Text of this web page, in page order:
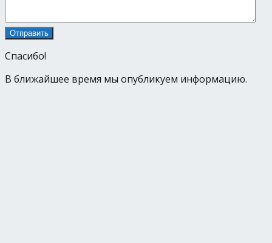
Спасибо!
В ближайшее время мы опубликуем информацию.